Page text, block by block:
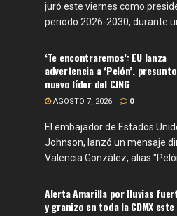
juró este viernes como
periodo 2026-2030, durante
‘Te encontraremos’: EU lanza
advertencia a ‘Pelón’, presunto
nuevo líder del CJNG
AGOSTO 7, 2026 0
El embajador de Estados
Johnson, lanzó un mensaje
Valencia González, alias
Alerta Amarilla por lluvias
y granizo en toda la CDMX este